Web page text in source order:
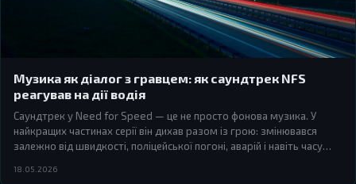
Музика як діалог з гравцем: як саундтрек NFS
реагував на дії водія
Саундтрек у Need for Speed — це не просто фонова музика. У
найкращих частинах серії він дихав разом із грою: змінювався
залежно від швидкості, поліцейської погоні, аварій і навіть часу
живий елемент геймплею.
18.05.2026